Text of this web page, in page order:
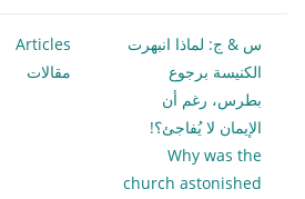
س & ج: لماذا انبهرت
الكنيسة برجوع
بطرس، رغم أن
الإيمان لا يُفاجئ؟!
Why was the
church astonished
Articles
مقالات